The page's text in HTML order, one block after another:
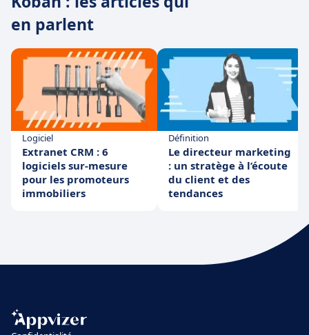
en parlent
Logiciel
Extranet CRM : 6
logiciels sur-mesure
pour les promoteurs
immobiliers
Définition
Le directeur marketing
: un stratège à l’écoute
du client et des
tendances